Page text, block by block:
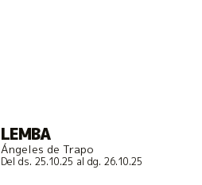
LEMBA
Ángeles de Trapo
Del ds. 25.10.25 al dg. 26.10.25